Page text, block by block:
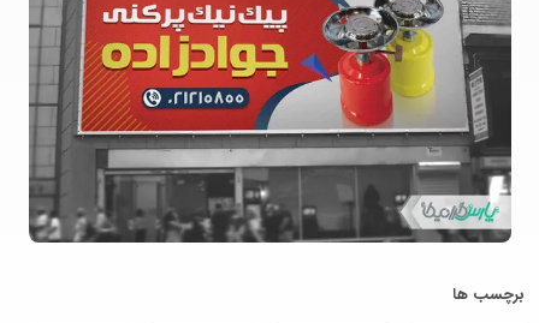
برچسب ها